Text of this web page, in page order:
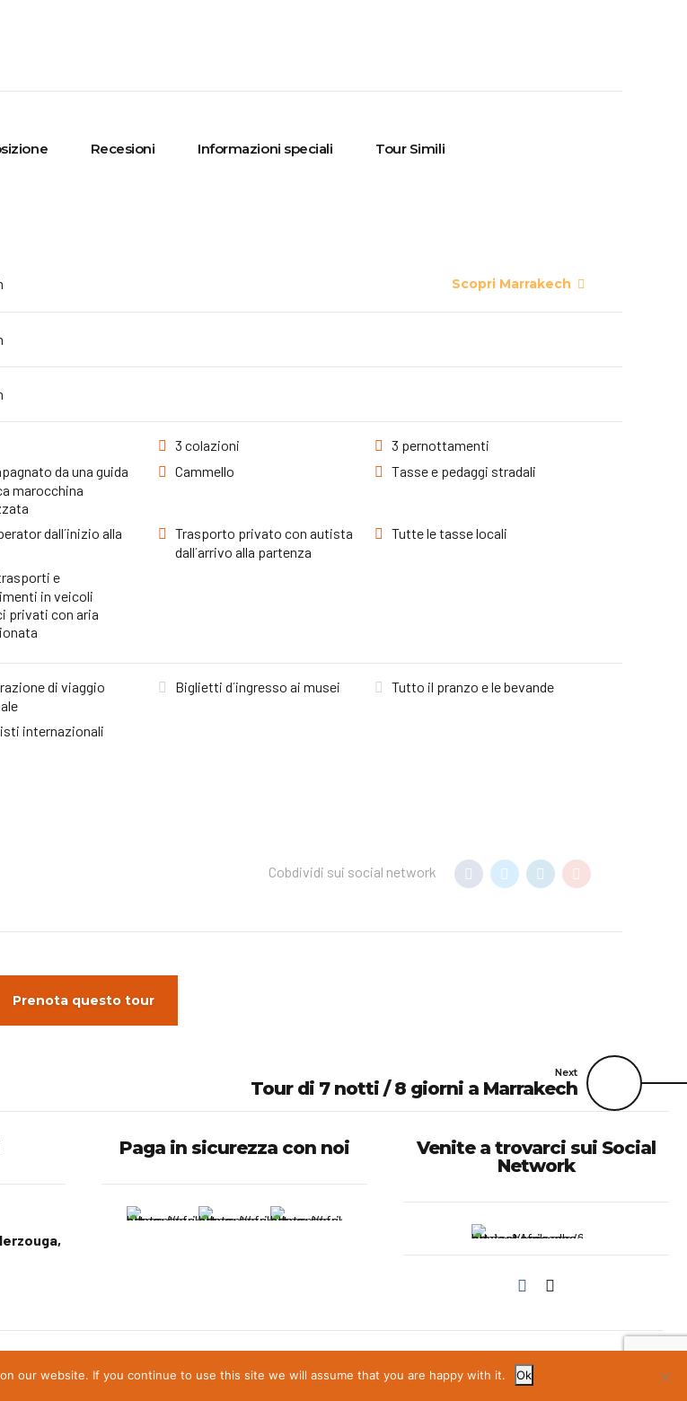
Recesioni Informazioni speciali Tour Simili
Scopri Marrakech
3 colazioni
3 pernottamenti
da una guida
marocchina
Cammello Tasse e pedaggi stradali
dall´inizio alla
Trasporto privato con autista
dall´arrivo alla partenza
Tutte le tasse locali
e
in veicoli
privati con aria
di viaggio
Biglietti d´ingresso ai musei Tutto il pranzo e le bevande
internazionali
Cobdividi sui social network
Prenota questo tour
Next
Tour di 7 notti / 8 giorni a Marrakech
Paga in sicurezza con noi
Venite a trovarci sui Social
Network
Home About us Tours Destination Contact us
our website. If you continue to use this site we will assume that you are happy with it. Ok